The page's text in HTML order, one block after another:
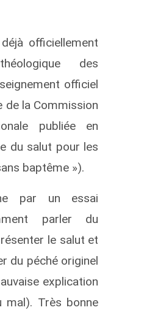
officiellement
des
officiel
de la Commission
publiée en
du salut pour les
baptême »).
par un essai
parler du
le salut et
du péché originel
explication
mal). Très bonne